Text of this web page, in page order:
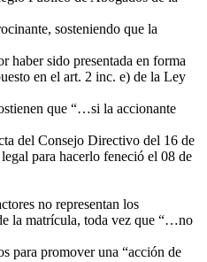
sosteniendo que la
haber sido presentada en forma
en el art. 2 inc. e) de la Ley
que “…si la accionante
del Consejo Directivo del 16 de
para hacerlo feneció el 08 de
no representan los
la matrícula, toda vez que “…no
para promover una “acción de